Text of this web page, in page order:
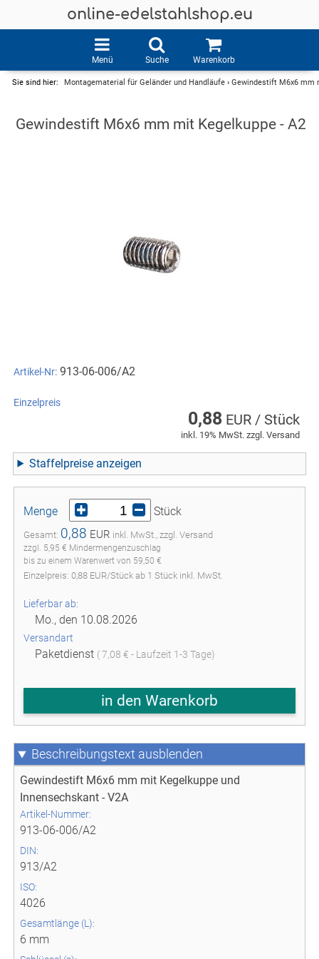
online-edelstahlshop.eu
Menü Suche Warenkorb
Sie sind hier: Montagematerial für Geländer und Handläufe› Gewindestift M6x6 mm
Gewindestift M6x6 mm mit Kegelkuppe - A2
Artikel-Nr: 913-06-006/A2
Einzelpreis
0,88EUR / Stück
inkl. 19% MwSt. zzgl. Versand
Staffelpreise
Menge Stück
Gesamt: 0,88 EUR inkl. MwSt., zzgl. Versand
zzgl. 5,95 € Mindermengenzuschlag
bis zu einem Warenwert von 59,50 €
Einzelpreis: 0,88EUR/Stückab 1 Stück inkl. MwSt.
Lieferbar ab:
Mo., den 10.08.2026
Versandart
Paketdienst ( 7,08 € - Laufzeit 1-3 Tage)
in den Warenkorb
Beschreibungstext
Gewindestift M6x6 mm mit Kegelkuppe und
Innensechskant - V2A
Artikel-Nummer:
913-06-006/A2
DIN:
913/A2
ISO:
4026
Gesamtlänge (L):
6 mm